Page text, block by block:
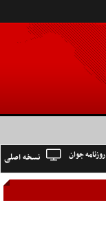
نسخه اصلی روزنامه جوان